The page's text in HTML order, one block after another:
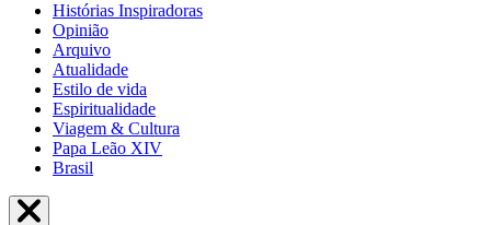
Histórias Inspiradoras
Opinião
Arquivo
Atualidade
Estilo de vida
Espiritualidade
Viagem & Cultura
Papa Leão XIV
Brasil